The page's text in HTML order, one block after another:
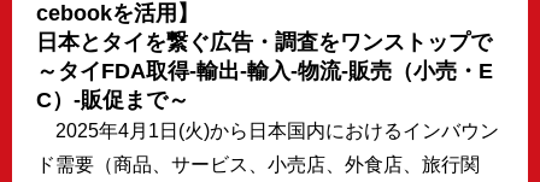
cebookを活用】
日本とタイを繋ぐ広告・調査をワンストップで
～タイFDA取得-輸出-輸入-物流-販売（小売・E
C）-販促まで～
2025年4月1日(火)から日本国内におけるインバウン
ド需要（商品、サービス、小売店、外食店、旅行関